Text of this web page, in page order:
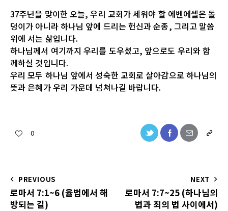
37주년을 맞이한 오늘, 우리 교회가 세워야 할 에벤에셀은 돌
덩이가 아니라 하나님 앞에 드리는 헌신과 순종, 그리고 말씀
위에 서는 삶입니다.
하나님께서 여기까지 우리를 도우셨고, 앞으로도 우리와 함
께하실 것입니다.
우리 모두 하나님 앞에서 성숙한 교회로 살아감으로 하나님의
뜻과 은혜가 우리 가운데 넘쳐나길 바랍니다.
0
PREVIOUS
로마서 7:1~6 (율법에서 해
방되는 길)
NEXT
로마서 7:7~25 (하나님의
법과 죄의 법 사이에서)